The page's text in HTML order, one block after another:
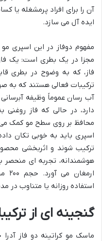
آن را برای افراد پرمشغله یا
ایده آل می سازد.
مفهوم دوفاز در این اسپری مو
مجزا در یک بطری است: یک
فاز، که به وضوح در بطری
ترکیبات فعالی هستند که به
آب رسان عموماً وظیفه
دارد، در حالی که فاز روغنی
محافظ بر روی سطح مو کمک می
اسپری باید به خوبی تکان
ترکیب شوند و اثربخشی
هوشمندانه، تجربه ای منحصر
استفاده روزانه یا متناوب
گنجینه ای از
ماسک مو کراتینه دو فاز آدرا